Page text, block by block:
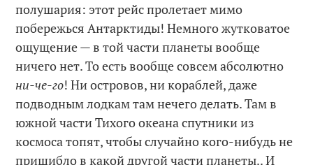
полушария: этот рейс пролетает мимо
побережься Антарктиды! Немного жутковатое
ощущение — в той части планеты вообще
ничего нет. То есть вообще совсем абсолютно
ни-че-го! Ни островов, ни кораблей, даже
подводным лодкам там нечего делать. Там в
южной части Тихого океана спутники из
космоса топят, чтобы случайно кого-нибудь не
пришибло в какой другой части планеты.. И